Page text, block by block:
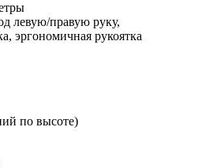
левую/правую руку,
эргономичная рукоятка
по высоте)